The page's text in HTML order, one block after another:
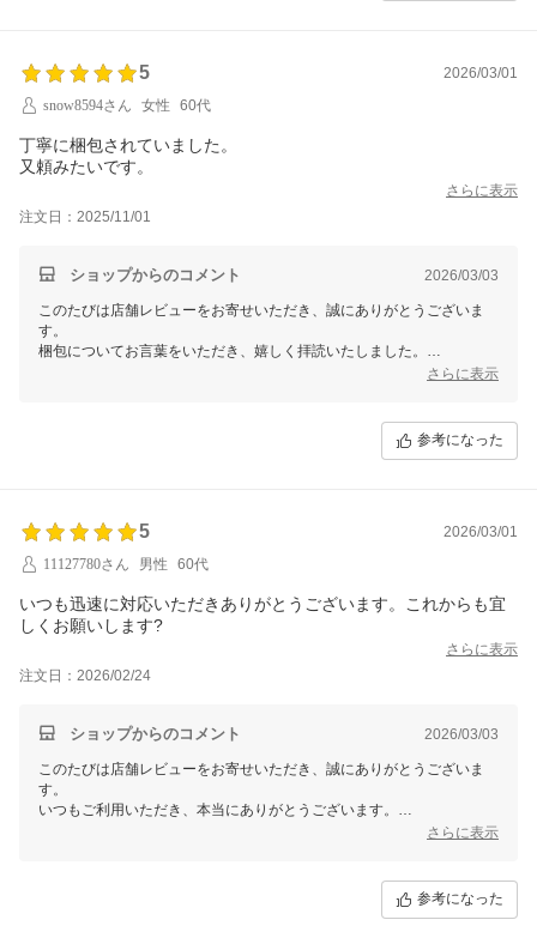
結花より
5
2026/03/01
snow8594さん
女性 60代
丁寧に梱包されていました。
又頼みたいです。
さらに表示
注文日：2025/11/01
ショップからのコメント 2026/03/03
このたびは店舗レビューをお寄せいただき、誠にありがとうございま
す。
梱包についてお言葉をいただき、嬉しく拝読いたしました。
お届けするまでが私どもの仕事と考えておりますので、丁寧と感じてい
「また頼みたい」とのお言葉、本当にありがとうございます。
次回も気持ちよくお受け取りいただけるよう努めてまいります。
【そ】お蕎麦研究会・そばけん満足店
ありがとう課
さらに表示
参考になった
5
2026/03/01
11127780さん
男性 60代
いつも迅速に対応いただきありがとうございます。これからも宜
しくお願いします?
さらに表示
注文日：2026/02/24
ショップからのコメント 2026/03/03
このたびは店舗レビューをお寄せいただき、誠にありがとうございま
す。
いつもご利用いただき、本当にありがとうございます。
迅速な対応と感じていただけていること、大変嬉しく、励みになってお
これからも変わらず、気持ちよくお買い物いただけるよう努めてまいり
さらに表示
参考になった